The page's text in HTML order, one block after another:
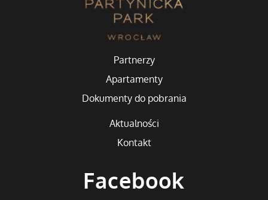
Partnerzy
Apartamenty
Dokumenty do pobrania
Aktualności
Kontakt
Facebook